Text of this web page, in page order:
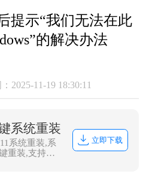
提示“我们无法在此
的解决办法
2025-11-19 18:30:11
系统重装
系统重装,系
重装,支持笔
立即下载